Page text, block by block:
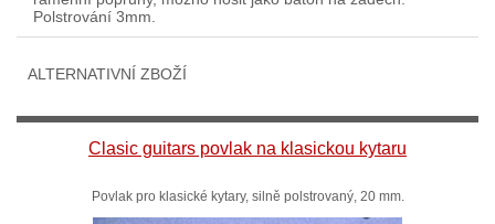
Polstrování 3mm.
ALTERNATIVNÍ ZBOŽÍ
Clasic guitars povlak na klasickou kytaru
Povlak pro klasické kytary, silně polstrovaný, 20 mm.